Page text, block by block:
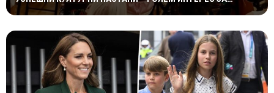
„ИСТОРИЈА НА МАКЕДОНСКАТА РОК МУЗИКА“